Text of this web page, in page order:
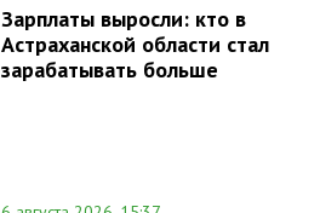
Зарплаты выросли: кто в
Астраханской области стал
зарабатывать больше